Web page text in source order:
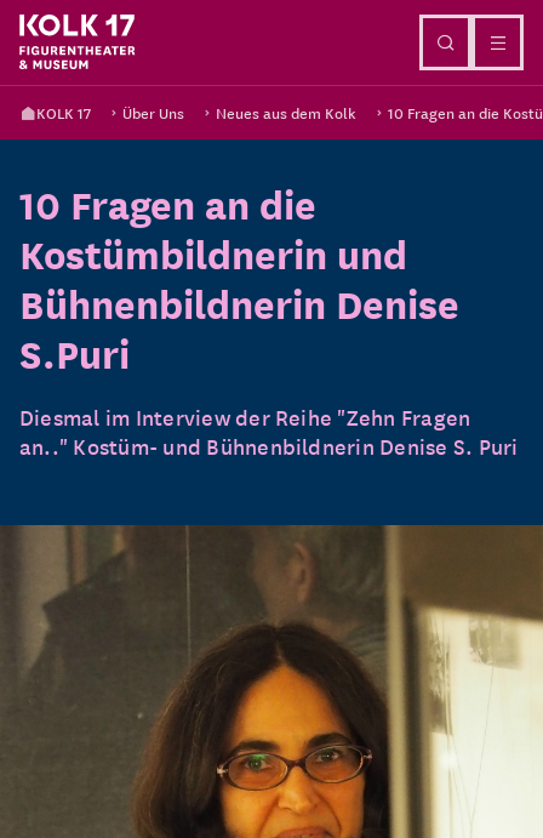
KOLK 17 Über Uns Neues aus dem Kolk 10 Fragen an die
10 Fragen an die
Kostümbildnerin und
Bühnenbildnerin Denise
S.Puri
Diesmal im Interview der Reihe "Zehn Fragen
an.." Kostüm- und Bühnenbildnerin Denise S. Puri